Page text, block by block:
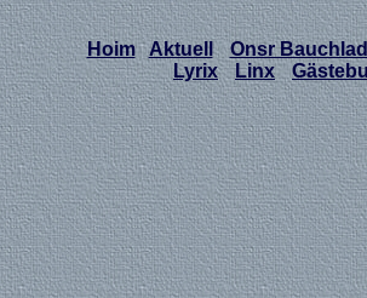
Hoim Aktuell
Onsr
Lyrix
Linx